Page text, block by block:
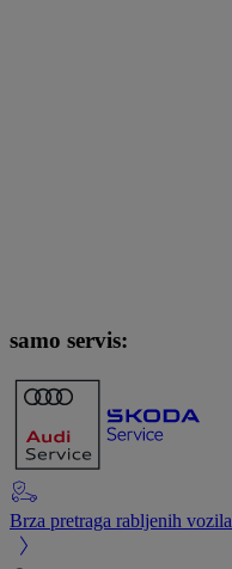
samo servis:
Brza pretraga rabljenih vozila